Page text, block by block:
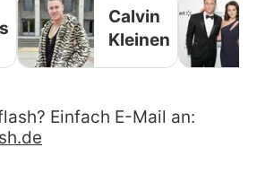
Calvin
Kleinen
Einfach E-Mail an: